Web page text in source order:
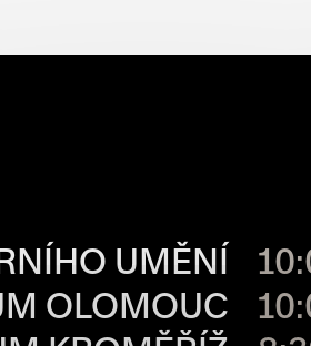
UMĚNÍ
OLOMOUC